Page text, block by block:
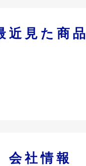
近見た商品
会社情報